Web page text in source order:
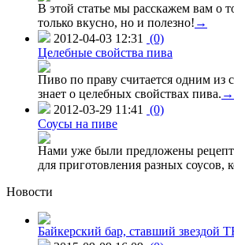
В этой статье мы расскажем вам о
только вкусно, но и полезно! →
2012-04-03 12:31
(0)
Целебные свойства пива
Пиво по праву считается одним из
знает о целебных свойствах пива. →
2012-03-29 11:41
(0)
Соусы на пиве
Нами уже были предложены
для приготовления разных
Новости
Байкерский бар, ставший звездой